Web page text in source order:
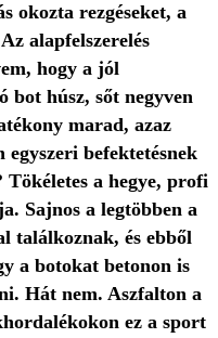
okozta rezgéseket, a
alapfelszerelés
hogy a jól
bot húsz, sőt negyven
marad, azaz
befektetésnek
a hegye, profi
Sajnos a legtöbben a
találkoznak, és ebből
a botokat betonon is
Hát nem. Aszfalton a
ez a sport